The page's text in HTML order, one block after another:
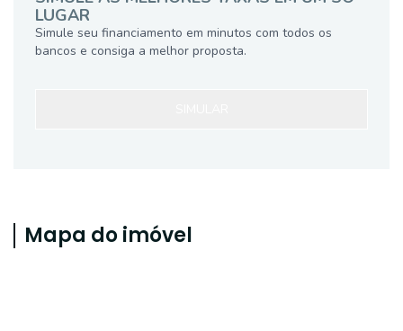
LUGAR
Simule seu financiamento em minutos com todos os
bancos e consiga a melhor proposta.
Mapa do imóvel